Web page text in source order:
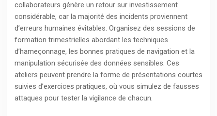
collaborateurs génère un retour sur investissement
considérable, car la majorité des incidents proviennent
d’erreurs humaines évitables. Organisez des sessions de
formation trimestrielles abordant les techniques
d’hameçonnage, les bonnes pratiques de navigation et la
manipulation sécurisée des données sensibles. Ces
ateliers peuvent prendre la forme de présentations courtes
suivies d’exercices pratiques, où vous simulez de fausses
attaques pour tester la vigilance de chacun.